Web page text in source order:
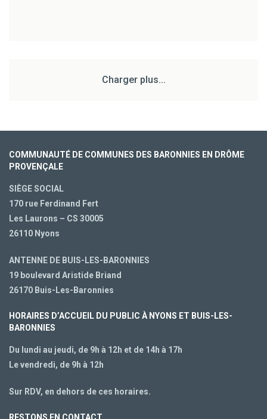
Charger plus...
COMMUNAUTÉ DE COMMUNES DES BARONNIES EN DRÔME
PROVENÇALE
SIÈGE SOCIAL
170 rue Ferdinand Fert
Les Laurons – CS 30005
26110 Nyons
ANTENNE DE BUIS-LES-BARONNIES
19 boulevard Aristide Briand
26170 Buis-Les-Baronnies
HORAIRES D’ACCUEIL DU PUBLIC À NYONS ET BUIS-LES-
BARONNIES
Du lundi au jeudi, de 9h à 12h et de 14h à 17h
Le vendredi, de 9h à 12h
Sur RDV, en dehors de ces horaires.